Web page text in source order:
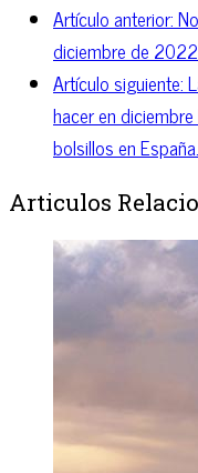
Artículo anterior:
diciembre de 2022
Artículo siguiente:
hacer en
bolsillos en
Articulos